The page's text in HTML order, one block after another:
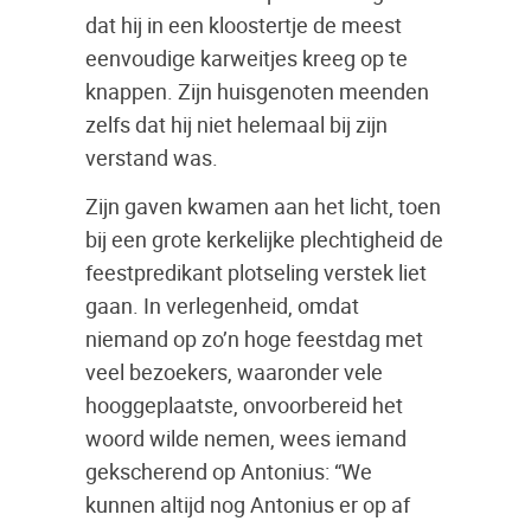
dat hij in een kloostertje de meest
eenvoudige karweitjes kreeg op te
knappen. Zijn huisgenoten meenden
zelfs dat hij niet helemaal bij zijn
verstand was.
Zijn gaven kwamen aan het licht, toen
bij een grote kerkelijke plechtigheid de
feestpredikant plotseling verstek liet
gaan. In verlegenheid, omdat
niemand op zo’n hoge feestdag met
veel bezoekers, waaronder vele
hooggeplaatste, onvoorbereid het
woord wilde nemen, wees iemand
gekscherend op Antonius: “We
kunnen altijd nog Antonius er op af